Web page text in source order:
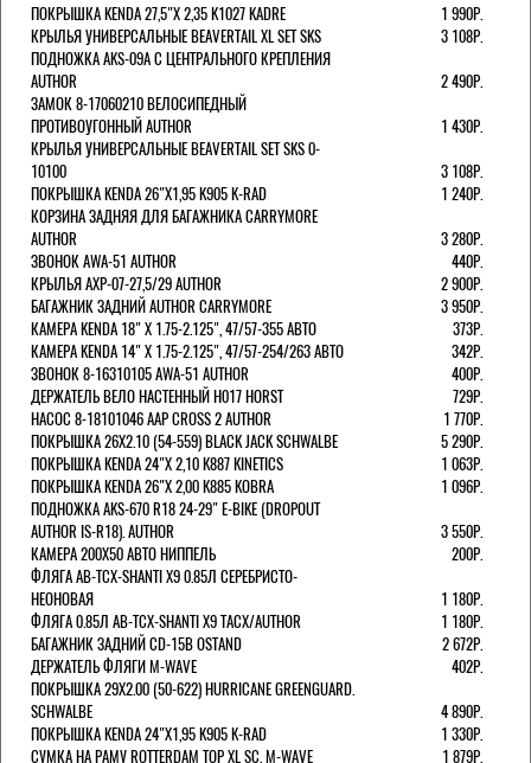
ПОКРЫШКА KENDA 27,5"Х 2,35 K1027 KADRE
1 990Р.
КРЫЛЬЯ УНИВЕРСАЛЬНЫЕ BEAVERTAIL XL SET SKS
3 108Р.
ПОДНОЖКА AKS-09A C ЦЕНТРАЛЬНОГО КРЕПЛЕНИЯ
AUTHOR
2 490Р.
ЗАМОК 8-17060210 ВЕЛОСИПЕДНЫЙ
ПРОТИВОУГОННЫЙ AUTHOR
1 430Р.
КРЫЛЬЯ УНИВЕРСАЛЬНЫЕ BEAVERTAIL SET SKS 0-
10100
3 108Р.
ПОКРЫШКА KENDA 26"Х1,95 K905 K-RAD
1 240Р.
КОРЗИНА ЗАДНЯЯ ДЛЯ БАГАЖНИКА CARRYMORE
AUTHOR
3 280Р.
ЗВОНОК AWA-51 AUTHOR
440Р.
КРЫЛЬЯ AXP-07-27,5/29 AUTHOR
2 900Р.
БАГАЖНИК ЗАДНИЙ AUTHOR CARRYMORE
3 950Р.
КАМЕРА KENDA 18" Х 1.75-2.125", 47/57-355 АВТО
373Р.
КАМЕРА KENDA 14" Х 1.75-2.125", 47/57-254/263 АВТО
342Р.
ЗВОНОК 8-16310105 AWA-51 AUTHOR
400Р.
ДЕРЖАТЕЛЬ ВЕЛО НАСТЕННЫЙ H017 HORST
729Р.
НАСОС 8-18101046 AAP CROSS 2 AUTHOR
1 770Р.
ПОКРЫШКА 26X2.10 (54-559) BLACK JACK SCHWALBE
5 290Р.
ПОКРЫШКА KENDA 24"Х 2,10 K887 KINETICS
1 063Р.
ПОКРЫШКА KENDA 26"Х 2,00 K885 KOBRA
1 096Р.
ПОДНОЖКА AKS-670 R18 24-29" E-BIKE (DROPOUT
AUTHOR IS-R18). AUTHOR
3 550Р.
КАМЕРА 200Х50 АВТО НИППЕЛЬ
200Р.
ФЛЯГА AB-TCX-SHANTI X9 0.85Л СЕРЕБРИСТО-
НЕОНОВАЯ
1 180Р.
ФЛЯГА 0.85Л AB-TCX-SHANTI X9 TACX/AUTHOR
1 180Р.
БАГАЖНИК ЗАДНИЙ CD-15B OSTAND
2 672Р.
ДЕРЖАТЕЛЬ ФЛЯГИ M-WAVE
402Р.
ПОКРЫШКА 29X2.00 (50-622) HURRICANE GREENGUARD.
SCHWALBE
4 890Р.
ПОКРЫШКА KENDA 24"Х1,95 K905 K-RAD
1 330Р.
СУМКА НА РАМУ ROTTERDAM TOP XL SC. M-WAVE
1 879Р.